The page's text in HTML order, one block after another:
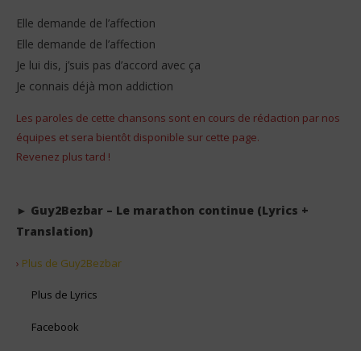
NOW VIEWING
Guy2Bezbar – Le marathon continue (Lyrics +
Translation)
2026
Stone
Elle demande de l’affection
Elle demande de l’affection
Je lui dis, j’suis pas d’accord avec ça
Je connais déjà mon addiction
Les paroles de cette chansons sont en cours de rédaction par nos
équipes et sera bientôt disponible sur cette page.
Revenez plus tard !
► Guy2Bezbar – Le marathon continue (Lyrics +
Translation)
› Plus de Guy2Bezbar
Plus de Lyrics
Facebook